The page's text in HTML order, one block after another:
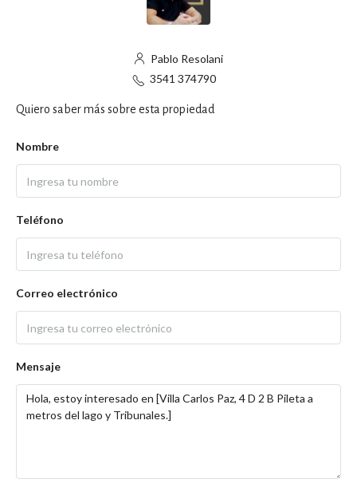
Pablo Resolani
3541 374790
Quiero saber más sobre esta propiedad
Nombre
Teléfono
Correo electrónico
Mensaje